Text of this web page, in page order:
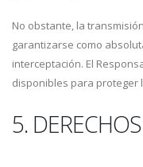
No obstante, la
garantizarse como
interceptación. El
disponibles para proteger
5.